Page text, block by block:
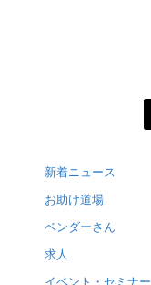
新着ニュース
お助け道場
ベンダーさん
求人
イベント・セミナー